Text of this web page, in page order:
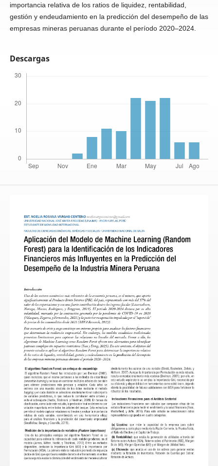
importancia relativa de los ratios de liquidez, rentabilidad,
gestión y endeudamiento en la predicción del desempeño de las
empresas mineras peruanas durante el período 2020–2024.
Descargas